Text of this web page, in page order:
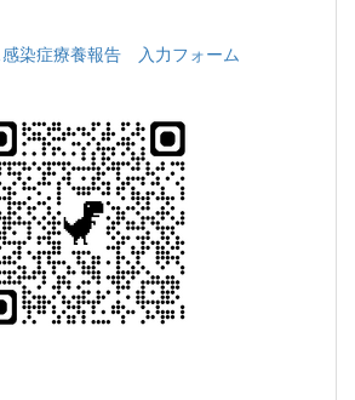
感染症療養報告 入力フォーム